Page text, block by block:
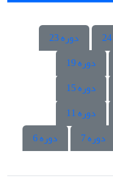
دوره 23
دوره 19
دوره 15
دوره 11
دوره 7
دوره 6